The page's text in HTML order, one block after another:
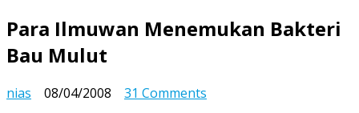
Para Ilmuwan Menemukan Bakteri
Bau Mulut
nias 08/04/2008 31 Comments